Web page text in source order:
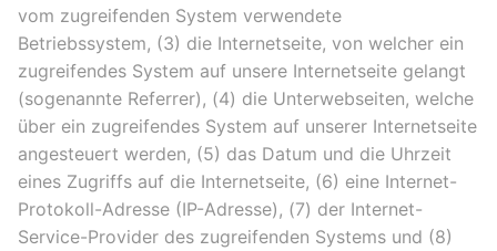
vom zugreifenden System verwendete
Betriebssystem, (3) die Internetseite, von welcher ein
zugreifendes System auf unsere Internetseite gelangt
(sogenannte Referrer), (4) die Unterwebseiten, welche
über ein zugreifendes System auf unserer Internetseite
angesteuert werden, (5) das Datum und die Uhrzeit
eines Zugriffs auf die Internetseite, (6) eine Internet-
Protokoll-Adresse (IP-Adresse), (7) der Internet-
Service-Provider des zugreifenden Systems und (8)